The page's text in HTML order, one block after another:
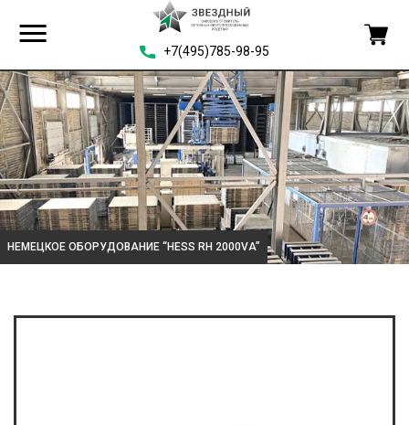
+7(495)785-98-95
НЕМЕЦКОЕ ОБОРУДОВАНИЕ “HESS RH 2000VA”